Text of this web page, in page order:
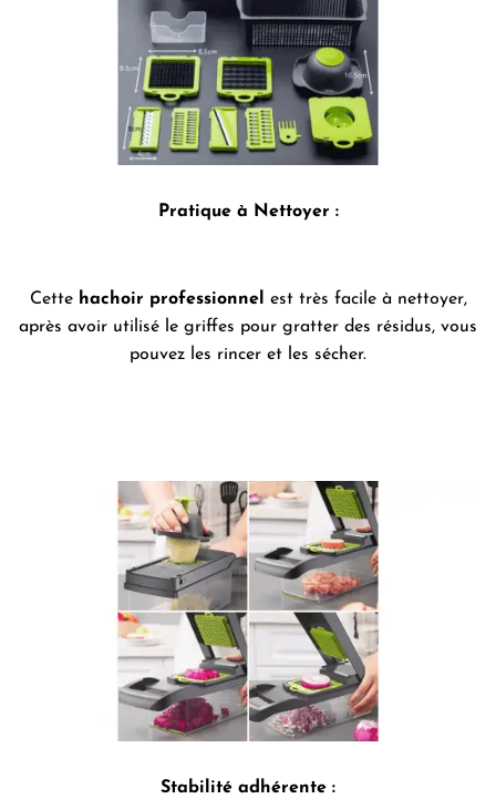
Pratique à Nettoyer :
Cette hachoir professionnel
est très facile à nettoyer,
après avoir utilisé le griffes pour gratter des résidus, vous
pouvez les rincer et les sécher.
Stabilité adhérente :